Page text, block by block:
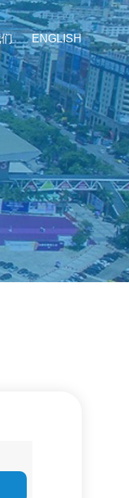
ENGLISH